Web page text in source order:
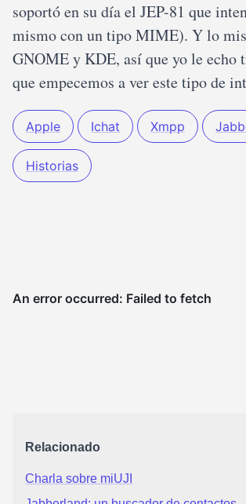
soportó en su día el JEP-81 que
mismo con un tipo MIME). Y lo
GNOME y KDE, así que yo le echo
que empecemos a ver este tipo de
Apple Ichat Xmpp
Historias
Relacionado
Charla sobre miUJI